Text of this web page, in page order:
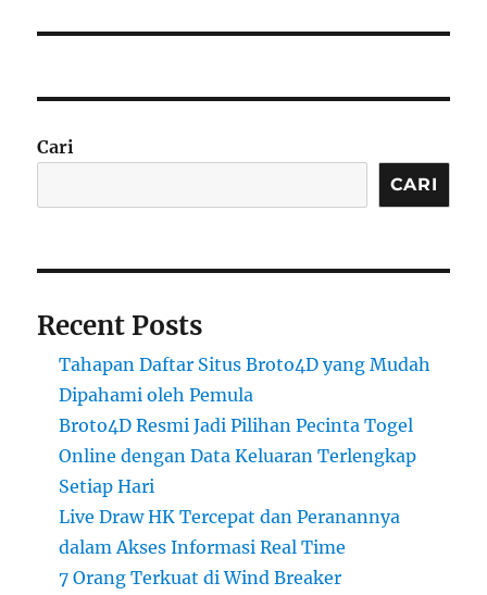
Cari
CARI
Recent Posts
Tahapan Daftar Situs Broto4D yang Mudah
Dipahami oleh Pemula
Broto4D Resmi Jadi Pilihan Pecinta Togel
Online dengan Data Keluaran Terlengkap
Setiap Hari
Live Draw HK Tercepat dan Peranannya
dalam Akses Informasi Real Time
7 Orang Terkuat di Wind Breaker